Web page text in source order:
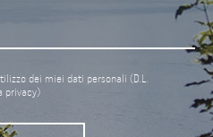
dei miei dati personali (D.L.
privacy)